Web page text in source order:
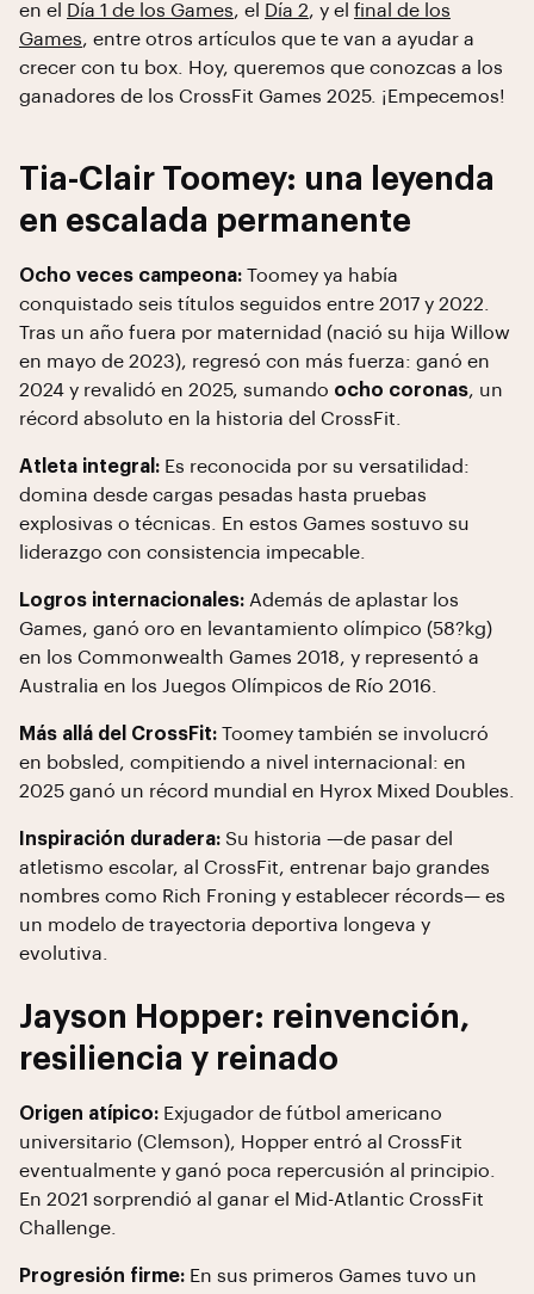
en el
Día 1 de los Games, el Día 2, y el final de los
Games, entre otros artículos que te van a ayudar a
crecer con tu box. Hoy, queremos que conozcas a los
ganadores de los CrossFit Games 2025. ¡Empecemos!
Tia-Clair Toomey: una leyenda
en escalada permanente
Ocho veces campeona: Toomey ya había
conquistado seis títulos seguidos entre 2017 y 2022.
Tras un año fuera por maternidad (nació su hija Willow
en mayo de 2023), regresó con más fuerza: ganó en
2024 y revalidó en 2025, sumando ocho coronas, un
récord absoluto en la historia del CrossFit.
Atleta integral: Es reconocida por su versatilidad:
domina desde cargas pesadas hasta pruebas
explosivas o técnicas. En estos Games sostuvo su
liderazgo con consistencia impecable.
Logros internacionales: Además de aplastar los
Games, ganó oro en levantamiento olímpico (58?kg)
en los Commonwealth Games 2018, y representó a
Australia en los Juegos Olímpicos de Río 2016.
Más allá del CrossFit: Toomey también se involucró
en bobsled, compitiendo a nivel internacional: en
2025 ganó un récord mundial en Hyrox Mixed Doubles.
Inspiración duradera: Su historia —de pasar del
atletismo escolar, al CrossFit, entrenar bajo grandes
nombres como Rich Froning y establecer récords— es
un modelo de trayectoria deportiva longeva y
evolutiva.
Jayson Hopper: reinvención,
resiliencia y reinado
Origen atípico: Exjugador de fútbol americano
universitario (Clemson), Hopper entró al CrossFit
eventualmente y ganó poca repercusión al principio.
En 2021 sorprendió al ganar el Mid-Atlantic CrossFit
Challenge.
Progresión firme: En sus primeros Games tuvo un